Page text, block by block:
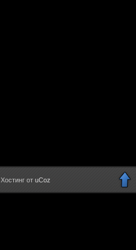
Хостинг от uCoz